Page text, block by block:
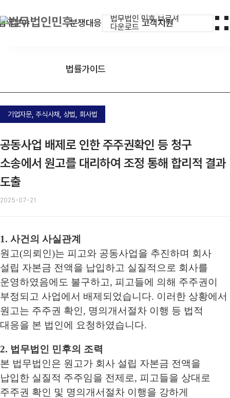
법무법인 민후 브로셔
다운로드
무분야 분쟁대응
법률가이드
고객지원
기업자문, 주식사채, 상법, 회사법
공동사업 배제로 인한 주주권확인 등 청구
소송에서 원고를 대리하여 조정 통해 합리적 결과
도출
2025-07-21
1. 사건의 사실관계
원고(의뢰인)는 피고와 공동사업을 추진하며 회사
설립 자본금 전액을 납입하고 실질적으로 회사를
운영하였음에도 불구하고, 피고들에 의해 주주권이
부정되고 사업에서 배제되었습니다. 이러한 상황에서
원고는 주주권 확인, 명의개서절차 이행 등 법적
대응을 본 법인에 요청하였습니다.
2. 법무법인 민후의 조력
본 법무법인은 원고가 회사 설립 자본금 전액을
납입한 실질적 주주임을 전제로, 피고들을 상대로
주주권 확인 및 명의개서절차 이행을 강하게